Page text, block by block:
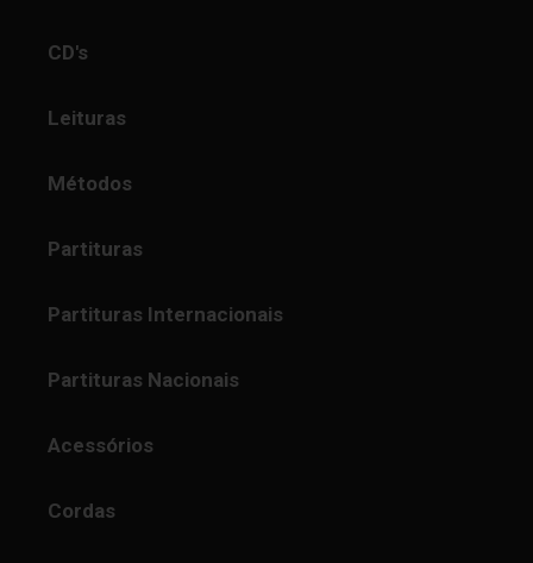
CD's
Leituras
Métodos
Partituras
Partituras Internacionais
Partituras Nacionais
Acessórios
Cordas